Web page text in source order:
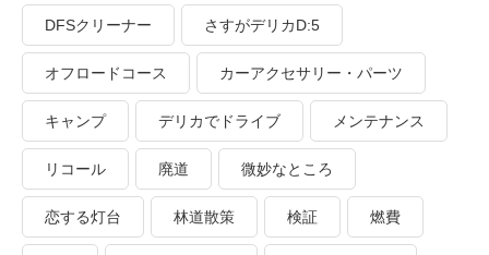
DFSクリーナー さすがデリカD:5
オフロードコース カーアクセサリー・パーツ
キャンプ デリカでドライブ メンテナンス
リコール 廃道 微妙なところ
恋する灯台 林道散策 検証 燃費